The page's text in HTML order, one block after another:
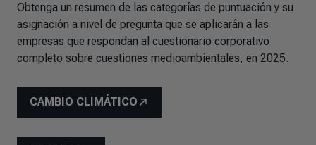
Obtenga un resumen de las categorías de puntuación y su
asignación a nivel de pregunta que se aplicarán a las
empresas que respondan al cuestionario corporativo
completo sobre cuestiones medioambientales, en 2025.
CAMBIO CLIMÁTICO